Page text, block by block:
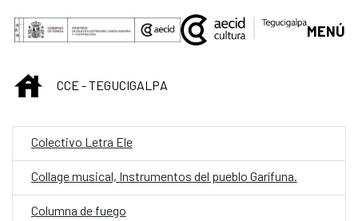
Skip to Main Content
MENÚ
INICIOCCE - TEGUCIGALPA
Colectivo Letra Ele
Collage musical, Instrumentos del pueblo Garífuna.
Columna de fuego